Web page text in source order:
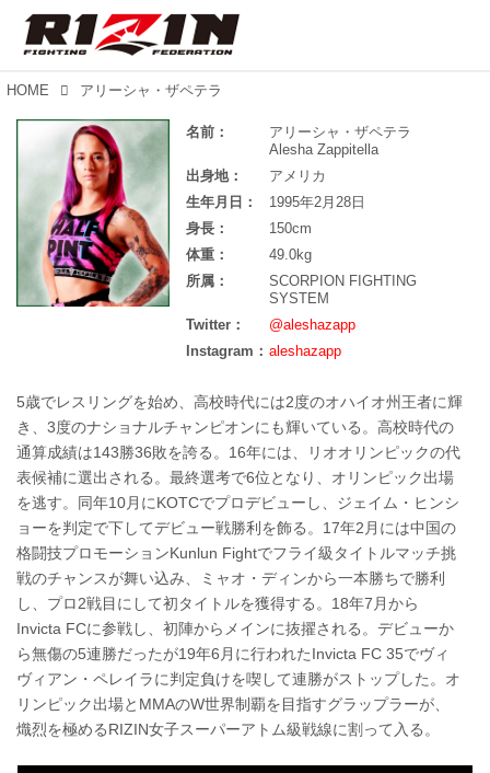
HOME アリーシャ・ザペテラ
名前：
アリーシャ・ザペテラ
Alesha Zappitella
出身地：
アメリカ
生年月日：
1995年2月28日
身長：
150cm
体重：
49.0kg
所属：
SCORPION FIGHTING
SYSTEM
Twitter：
@aleshazapp
Instagram： aleshazapp
5歳でレスリングを始め、高校時代には2度のオハイオ州王者に輝
き、3度のナショナルチャンピオンにも輝いている。高校時代の
通算成績は143勝36敗を誇る。16年には、リオオリンピックの代
表候補に選出される。最終選考で6位となり、オリンピック出場
を逃す。同年10月にKOTCでプロデビューし、ジェイム・ヒンシ
ョーを判定で下してデビュー戦勝利を飾る。17年2月には中国の
格闘技プロモーションKunlun Fightでフライ級タイトルマッチ挑
戦のチャンスが舞い込み、ミャオ・ディンから一本勝ちで勝利
し、プロ2戦目にして初タイトルを獲得する。18年7月から
Invicta FCに参戦し、初陣からメインに抜擢される。デビューか
ら無傷の5連勝だったが19年6月に行われたInvicta FC 35でヴィ
ヴィアン・ペレイラに判定負けを喫して連勝がストップした。オ
リンピック出場とMMAのW世界制覇を目指すグラップラーが、
熾烈を極めるRIZIN女子スーパーアトム級戦線に割って入る。